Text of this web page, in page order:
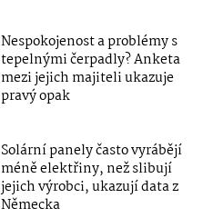
Nespokojenost a problémy s
tepelnými čerpadly? Anketa
mezi jejich majiteli ukazuje
pravý opak
Solární panely často vyrábějí
méně elektřiny, než slibují
jejich výrobci, ukazují data z
Německa